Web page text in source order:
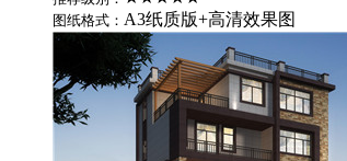
图纸格式： A3纸质版+高清效果图